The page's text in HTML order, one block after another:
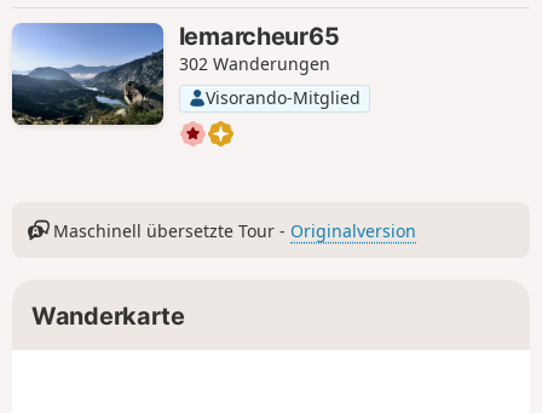
lemarcheur65
302 Wanderungen
Visorando-Mitglied
Maschinell übersetzte Tour - Originalversion
Wanderkarte